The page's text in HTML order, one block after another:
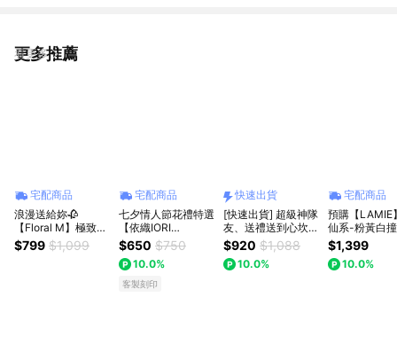
更多推薦
看更多
宅配商品
浪漫送給妳🥀
【Floral M】極致浪
漫香水玫瑰花束 獅
子座生日快樂 情人
$799 $1,099
宅配商品
七夕情人節花禮特選
【依織IORI
Boutique Florist】
蝶夢花園禮盒 周年
紀念 生日 熱銷款 全
台配送!!!
$650 $750
10.0%
客製刻印
快速出貨
[快速出貨] 超級神隊
友、送禮送到心坎裡
【920 永恆芬芳】
Missing想念你｜美
樂蒂波波球花束(預
$920 $1,088
10.0%
宅配商品
預購【LAMIE
仙系-粉黃白
星黄桃霧 ·元
花束 閨密 情
親節
$1,399
10.0%